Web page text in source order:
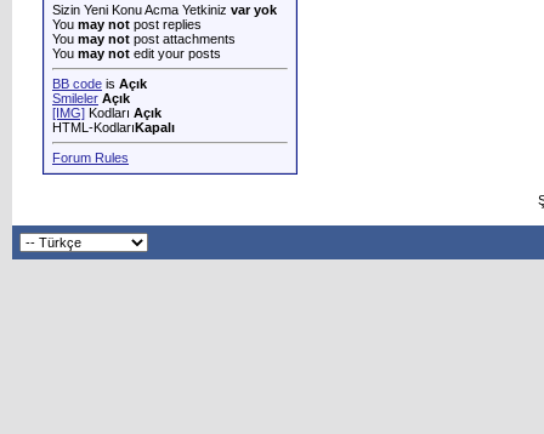
Sizin Yeni Konu Acma Yetkiniz var yok
You may not post replies
You may not post attachments
You may not edit your posts
BB code is Açık
Smileler Açık
[IMG] Kodları Açık
HTML-KodlarıKapalı
Forum Rules